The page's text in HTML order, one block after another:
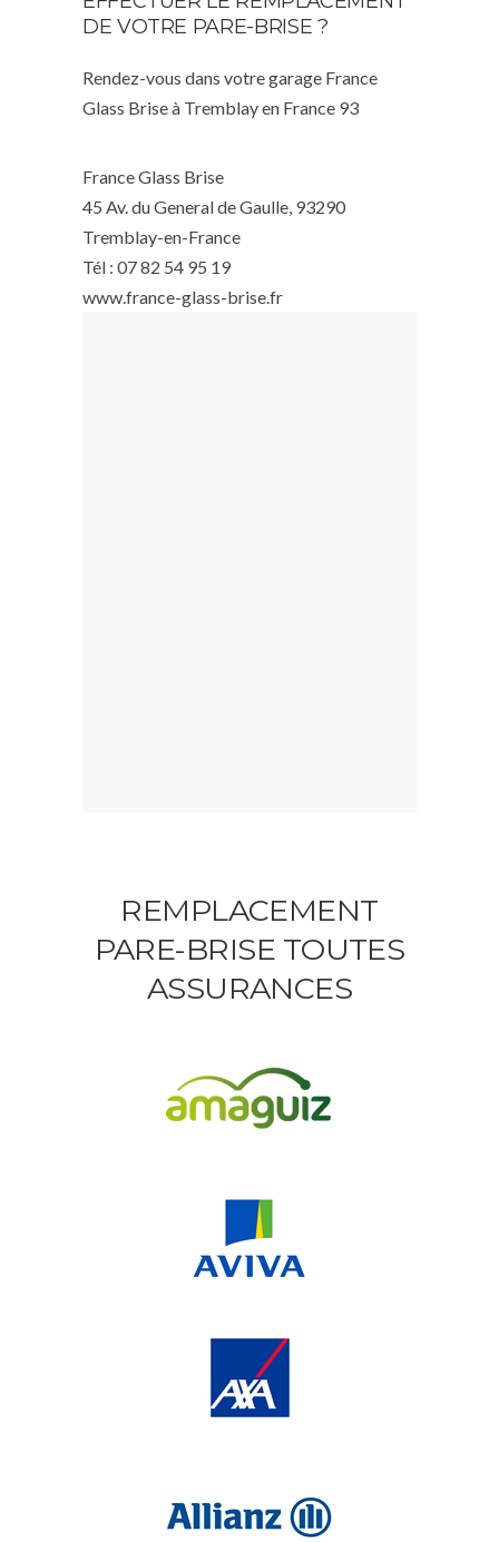
DE VOTRE PARE-BRISE ?
Rendez-vous dans votre garage France
Glass Brise à Tremblay en France 93
France Glass Brise
45 Av. du General de Gaulle, 93290
Tremblay-en-France
Tél : 07 82 54 95 19
www.france-glass-brise.fr
REMPLACEMENT
PARE-BRISE TOUTES
ASSURANCES